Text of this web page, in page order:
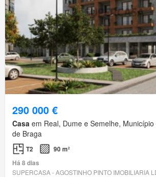
290 000 €
Casa em Real, Dume e Semelhe,
de Braga
T2
90 m²
Há 8 dias
SUPERCASA - AGOSTINHO PINTO IMOBILIARIA